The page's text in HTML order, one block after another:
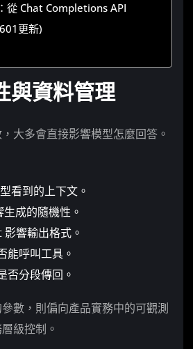
從 Chat Completions API
更新)
與資料管理
大多會直接影響模型怎麼回答。
看到的上下文。
成的隨機性。
響輸出格式。
能呼叫工具。
否分段傳回。
數，則偏向產品實務中的可觀測
級控制。